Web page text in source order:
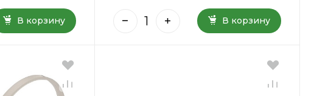
В корзину В корзину